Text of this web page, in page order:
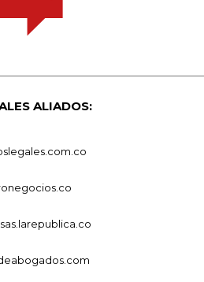
ALIADOS: